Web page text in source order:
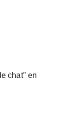
chat" en